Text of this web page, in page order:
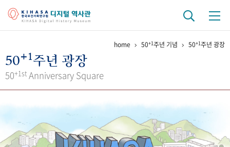
걸어온 길 기관 변천사
키워드로 보는 연구 역사
연구자들
간행물 변천사
home 50+1주년 기념 50+1주년 광장
50+1주년 광장
50+1st Anniversary Square